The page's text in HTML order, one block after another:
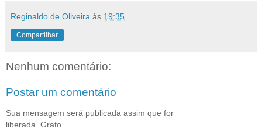
Reginaldo de Oliveira às 19:35
Compartilhar
Nenhum comentário:
Postar um comentário
Sua mensagem será publicada assim que for
liberada. Grato.